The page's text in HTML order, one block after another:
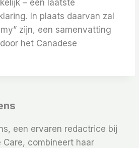
– een laatste
In plaats daarvan zal
zijn, een samenvatting
het Canadese
een ervaren redactrice bij
Care, combineert haar